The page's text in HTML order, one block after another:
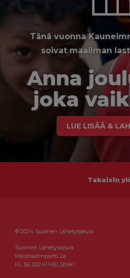
Tänä vuonna
soivat maailman
Anna
joka
LUE LISÄÄ &
Takaisin
© 2024 Suomen Lähetysseura
Suomen Lähetysseura
Maistraatinportti 2a
PL 56, 00241 HELSINKI